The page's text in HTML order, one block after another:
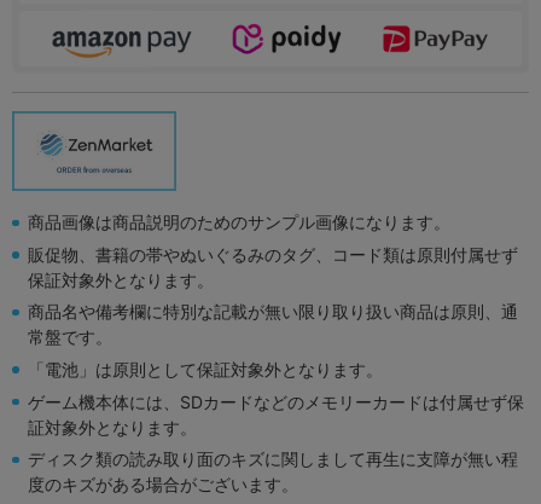
商品画像は商品説明のためのサンプル画像になります。
販促物、書籍の帯やぬいぐるみのタグ、コード類は原則付属せず
保証対象外となります。
商品名や備考欄に特別な記載が無い限り取り扱い商品は原則、通
常盤です。
「電池」は原則として保証対象外となります。
ゲーム機本体には、SDカードなどのメモリーカードは付属せず保
証対象外となります。
ディスク類の読み取り面のキズに関しまして再生に支障が無い程
度のキズがある場合がございます。